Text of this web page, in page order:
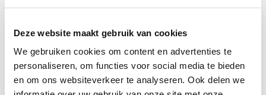
Deze website maakt gebruik van cookies
We gebruiken cookies om content en advertenties te
personaliseren, om functies voor social media te bieden
en om ons websiteverkeer te analyseren. Ook delen we
Staal
Schroefdeksel
Ja